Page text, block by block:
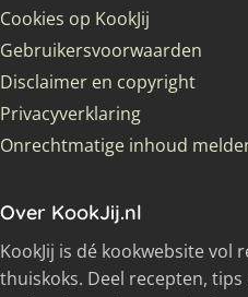
Cookies op KookJij
Gebruikersvoorwaarden
Disclaimer en copyright
Privacyverklaring
Onrechtmatige inhoud
Over KookJij.nl
KookJij is dé kookwebsite
thuiskoks. Deel recepten,